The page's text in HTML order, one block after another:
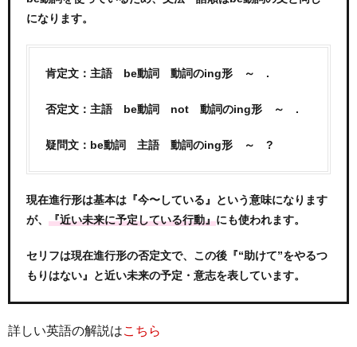
になります。
肯定文：主語 be動詞 動詞のing形 ～ .
否定文：主語 be動詞 not 動詞のing形 ～ .
疑問文：be動詞 主語 動詞のing形 ～ ?
現在進行形は基本は『今〜している』という意味になります
が、 『近い未来に予定している行動』にも使われます。
セリフは現在進行形の否定文で、この後『“助けて”をやるつ
もりはない』と近い未来の予定・意志を表しています。
詳しい英語の解説はこちら